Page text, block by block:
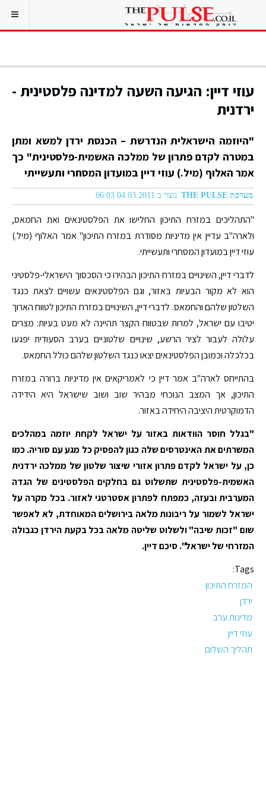
עוזי דיין: הגיעה השעה למדינה פלסטינית -
ירדנית
"היוזמה הישראלית הנדרשת – הכנסת ירדן למשא ומתן
במטרה לקדם פתרון של ממלכה האשמית-פלסטינית" כך
אמר האלוף (מיל.) עוזי דיין במועדון המסחרי ותעשייתי
מערכת THE PULSE נוצר ב 04.03.2011 06:03
"התהליכים במזרח התיכון החלישו את הפלסטינאים ואת החמאס,
ולארה"ב עדיין אין מדיניות מסודרת במזרח התיכון" אמר האלוף (מיל.)
עוזי דיין במועדון המסחרי ותעשייתי.
לדברי דיין, השינויים במזרח התיכון הבהירו כי הסכסוך הישראלי-פלסטיני
הוא לא מקור הבעיות באזור, וגם הפלסטינאים עשויים לצאת כנגד
השלטון שלהם והחמאס. לדברי דיין, השינויים במזרח התיכון לטווח הארוך
יטיבו עם ישראל, למרות שבטווח הקצר תהיינה לא מעט בעיות: מצרים
עלולה לעבור לציר הרשע, שינויים שלטוניים בערב הסעודית יפגעו
בכלכלה וכמובן הפלסטינאים יצאו כנגד השלטון שלהם כולל החמאס.
בהתייחס לארה"ב אמר דיין כי לאמריקאים אין מדיניות ברורה במזרח
התיכון, אך המצב הנוכחי מבהיר שוב ושוב שישראל היא הידידה
הדמוקרטית היציבה היחידה באזור.
"בגלל חוסר הוודאות באזור על ישראל לקחת יוזמה במהלכים
המשרתים את האינטרסים שלה כגון להפסיק כל מגע עם סוריה. כמו
כן, על ישראל לקדם פתרון אזורי שיצור שלטון של ממלכה ירדנית
האשמית-פלסטינית שתשלוט גם בחלקים הפלסטינים של הגדה
המערבית ובעזה, כמפתח לפתרון אסטרטגי לאזור. בכל מקרה על
ישראל לשמור על ריבונות מלאה בירושלים המאוחדת, לא לאפשר
שום "זכות שיבה" ולשלוט שליטה מלאה בכל בקעת הירדן כגבולה
המזרחי של ישראל". סיכם דיין.
Tags:
המזרח התיכון
ירדן
מדינות ערב
עוזי דיין
תהליך השלום